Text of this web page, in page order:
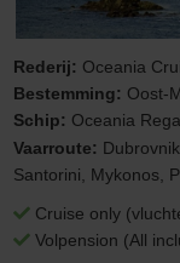
Rederij: Oceania
Bestemming: Oost-
Schip: Oceania
Vaarroute:
Santorini, Mykonos,
Cruise only
Volpension (All